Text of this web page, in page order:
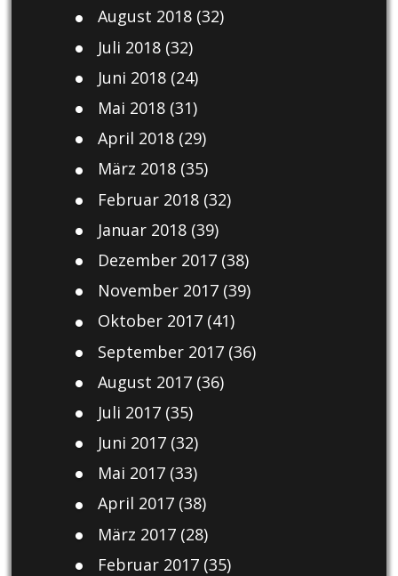
August 2018(32)
Juli 2018(32)
Juni 2018(24)
Mai 2018(31)
April 2018(29)
März 2018(35)
Februar 2018(32)
Januar 2018(39)
Dezember 2017(38)
November 2017(39)
Oktober 2017(41)
September 2017(36)
August 2017(36)
Juli 2017(35)
Juni 2017(32)
Mai 2017(33)
April 2017(38)
März 2017(28)
Februar 2017(35)